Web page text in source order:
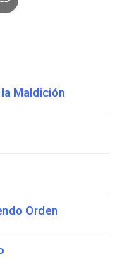
Maldición
Orden